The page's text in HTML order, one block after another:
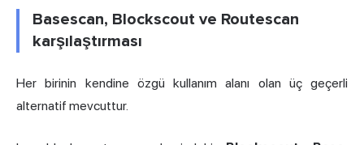
Basescan, Blockscout ve Routescan
karşılaştırması
Her birinin kendine özgü kullanım alanı olan üç geçerli
alternatif mevcuttur.